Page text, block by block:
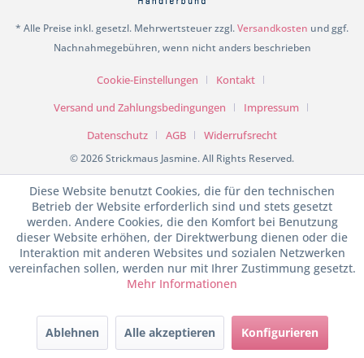
* Alle Preise inkl. gesetzl. Mehrwertsteuer zzgl.Versandkosten und ggf.
Nachnahmegebühren, wenn nicht anders beschrieben
Cookie-Einstellungen
Kontakt
Versand und Zahlungsbedingungen
Impressum
Datenschutz
AGB Widerrufsrecht
© 2026 Strickmaus Jasmine. All Rights Reserved.
Diese Website benutzt Cookies, die für den technischen
Betrieb der Website erforderlich sind und stets gesetzt
werden. Andere Cookies, die den Komfort bei Benutzung
dieser Website erhöhen, der Direktwerbung dienen oder die
Interaktion mit anderen Websites und sozialen Netzwerken
vereinfachen sollen, werden nur mit Ihrer Zustimmung gesetzt.
Mehr Informationen
Ablehnen Alle akzeptieren Konfigurieren
SEHR GUT (4.98 / 5)
aus199Bewertungen bei: shopvote.de ⓘ
Informationen zur Echtheit der Bewertungen